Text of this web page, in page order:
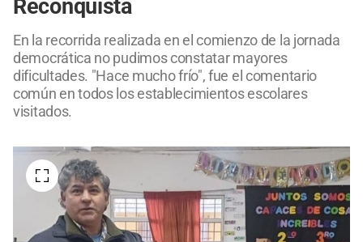
Reconquista
En la recorrida realizada en el comienzo de la jornada
democrática no pudimos constatar mayores
dificultades. "Hace mucho frío", fue el comentario
común en todos los establecimientos escolares
visitados.